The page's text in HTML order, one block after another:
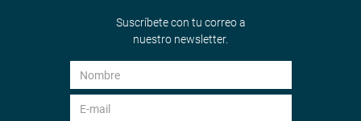
Suscríbete con tu correo a
nuestro newsletter.